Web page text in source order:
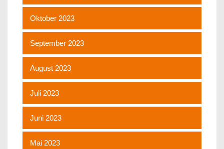
Oktober 2023
September 2023
August 2023
Juli 2023
Juni 2023
Mai 2023